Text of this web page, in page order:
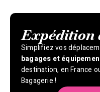
Expédition
Simplifiez vos
bagages et
destination, en France
Bagagerie !